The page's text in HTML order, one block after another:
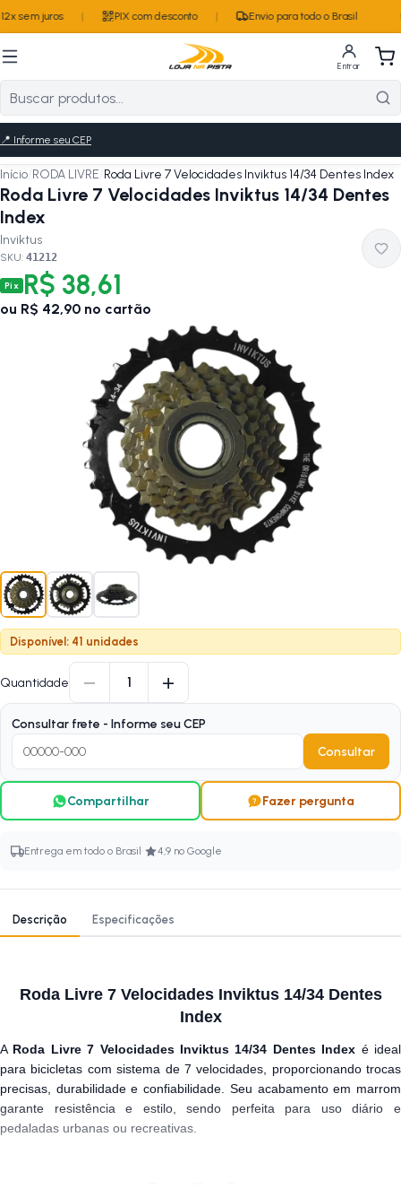
sem juros PIX com desconto Envio para todo o Brasil
Entrar
📍 Informe seu CEP
Início/RODA LIVRE/Roda Livre 7 Velocidades Inviktus 14/34 Dentes Index
Roda Livre 7 Velocidades Inviktus 14/34 Dentes
Index
Inviktus
SKU: 41212
Pix R$ 38,61
ou R$ 42,90 no cartão
Disponível: 41 unidades
Quantidade − 1 +
Consultar frete - Informe seu CEP
Consultar
Compartilhar Fazer pergunta
Entrega em todo o Brasil · 4,9 no Google
Descrição Especificações
Roda Livre 7 Velocidades Inviktus 14/34 Dentes
Index
A Roda Livre 7 Velocidades Inviktus 14/34 Dentes Index é ideal
para bicicletas com sistema de 7 velocidades, proporcionando trocas
precisas, durabilidade e confiabilidade. Seu acabamento em marrom
garante resistência e estilo, sendo perfeita para uso diário e
pedaladas urbanas ou recreativas.